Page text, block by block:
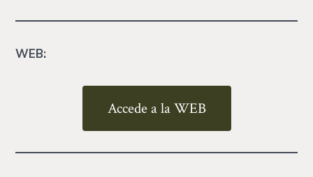
WEB:
Accede a la WEB